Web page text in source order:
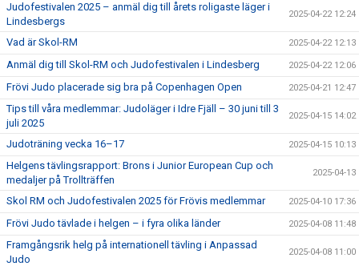
Judofestivalen 2025 – anmäl dig till årets roligaste läger i
Lindesbergs
2025-04-22 12:24
Vad är Skol-RM 2025-04-22 12:13
Anmäl dig till Skol-RM och Judofestivalen i Lindesberg 2025-04-22 12:06
Frövi Judo placerade sig bra på Copenhagen Open 2025-04-21 12:47
Tips till våra medlemmar: Judoläger i Idre Fjäll – 30 juni till 3
juli 2025
2025-04-15 14:02
Judoträning vecka 16–17 2025-04-15 10:13
Helgens tävlingsrapport: Brons i Junior European Cup och
medaljer på Trollträffen
2025-04-13
Skol RM och Judofestivalen 2025 för Frövis medlemmar 2025-04-10 17:36
Frövi Judo tävlade i helgen – i fyra olika länder 2025-04-08 11:48
Framgångsrik helg på internationell tävling i Anpassad
Judo
2025-04-08 11:00